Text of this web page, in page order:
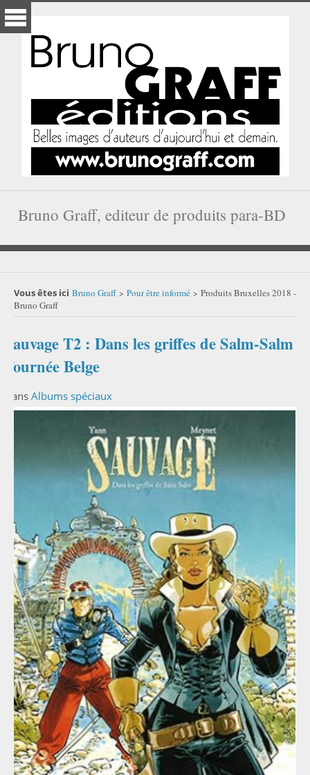
Bruno Graff, editeur de produits para-BD
Vous êtes ici Bruno Graff > Pour être informé > Produits Bruxelles 2018 -
Bruno Graff
Sauvage T2 : Dans les griffes de Salm-Salm :
Tournée Belge
Dans Albums spéciaux